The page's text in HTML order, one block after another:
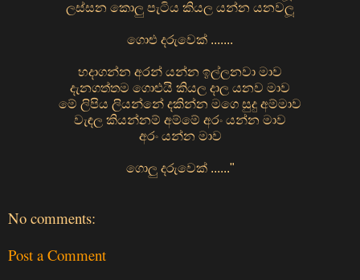
ලස්සන කොලු පැටිය කියල යන්න යනවලූ
ගොළු දරුවෙක් .......
හදාගන්න අරන් යන්න ඉල්ලනවා මාව
දැනගත්තම ගොළුයි කියල දාල යනව මාව
මේ ලිපිය ලියන්නේ දකින්න මගෙ සුදු අම්මාව
වැඳල කියන්නම් අම්මේ අරං යන්න මාව
අරං යන්න මාව
ගොලු දරුවෙක් ......"
No comments:
Post a Comment